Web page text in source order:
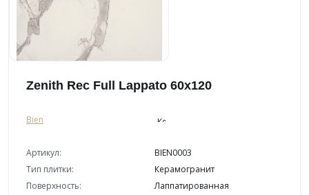
Zenith Rec Full Lappato 60x120
Bien
Артикул:
BIEN0003
Тип плитки:
Керамогранит
Поверхность:
Лаппатированная